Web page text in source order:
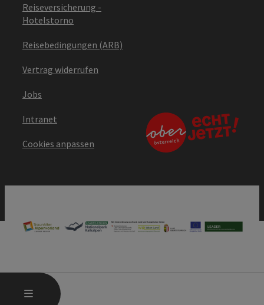
MENÜ
Reiseversicherung -
Hotelstorno
Reisebedingungen (ARB)
Vertrag widerrufen
Jobs
Intranet
Cookies anpassen